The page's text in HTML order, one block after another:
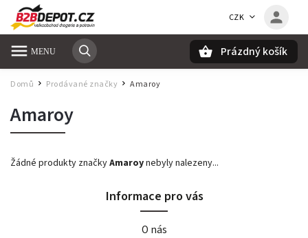
CZK
Prázdný košík
Domů / Prodávané značky / Amaroy
Amaroy
Žádné produkty značkyAmaroynebyly nalezeny...
Informace pro vás
O nás